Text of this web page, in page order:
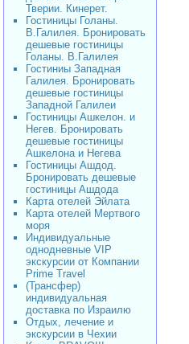
Тверии. Кинерет.
Гостиницы Голаны.
В.Галилея. Бронировать
дешевые гостиницы
Голаны. В.Галилея
Гостиниы Западная
Галилея. Бронировать
дешевые гостиницы
Западной Галилеи
Гостиницы Ашкелон. и
Негев. Бронировать
дешевые гостиницы
Ашкелона и Негева
Гостиницы Ашдод.
Бронировать дешевые
гостиницы Ашдода
Карта отелей Эйлата
Карта отелей Мертвого
моря
Индивидуальные
однодневные VIP
экскурсии от Компании
Prime Travel
(Трансфер)
индивидуальная
доставка по Израилю
Отдых, лечение и
экскурсии в Чехии